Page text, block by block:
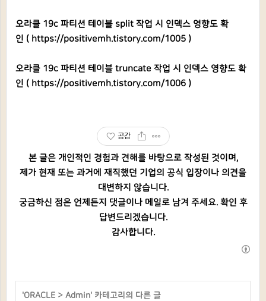
오라클 19c 파티션 테이블 split 작업 시 인덱스 영향도 확
인 ( https://positivemh.tistory.com/1005 )
오라클 19c 파티션 테이블 truncate 작업 시 인덱스 영향도 확
인 ( https://positivemh.tistory.com/1006 )
공감
본 글은 개인적인 경험과 견해를 바탕으로 작성된 것이며,
제가 현재 또는 과거에 재직했던 기업의 공식 입장이나 의견을
대변하지 않습니다.
궁금하신 점은 언제든지 댓글이나 메일로 남겨 주세요. 확인 후
답변드리겠습니다.
감사합니다.
'ORACLE > Admin' 카테고리의 다른 글